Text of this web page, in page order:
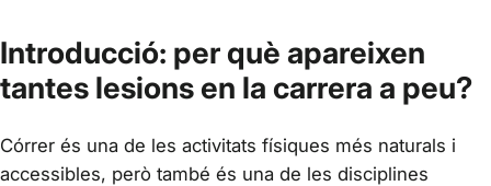
Introducció: per què apareixen
tantes lesions en la carrera a peu?
Córrer és una de les activitats físiques més naturals i
accessibles, però també és una de les disciplines